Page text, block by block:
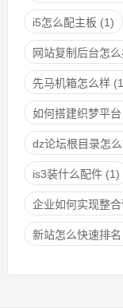
i5怎么配主板 (1)
网站复制后台怎
先马机箱怎么样
如何搭建织梦平台
dz论坛根目录怎
is3装什么配件(1)
企业如何实现整
新站怎么快速排名